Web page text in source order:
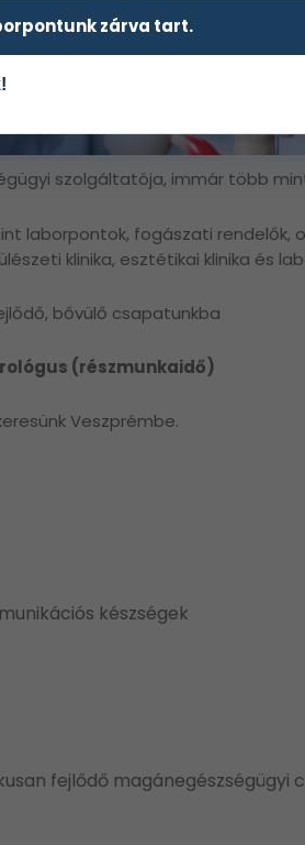
szolgáltatója, immár több
laborpontok, fogászati rendelők,
klinika, esztétikai klinika és
bővülő csapatunkba
(részmunkaidő)
Veszprémbe.
készségek
fejlődő magánegészségügyi
zárva tart.